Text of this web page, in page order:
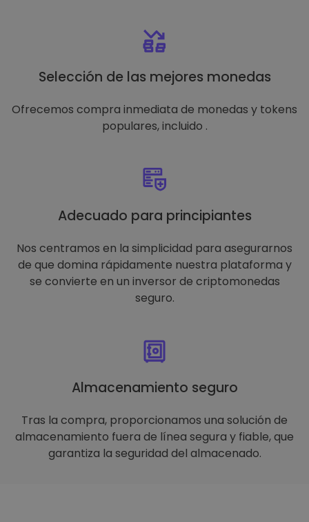
Selección de las mejores monedas
Ofrecemos compra inmediata de monedas y tokens
populares, incluido .
Adecuado para principiantes
Nos centramos en la simplicidad para asegurarnos
de que domina rápidamente nuestra plataforma y
se convierte en un inversor de criptomonedas
seguro.
Almacenamiento seguro
Tras la compra, proporcionamos una solución de
almacenamiento fuera de línea segura y fiable, que
garantiza la seguridad del almacenado.